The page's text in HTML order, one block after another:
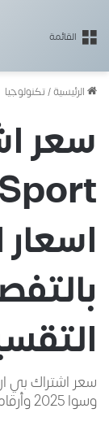
القائمة
الرئيسية/تكنولوجيا
اسعار
سعر اشتراك بي
وسوا 2025 وأرقام وعناوين الموزعين المعتمدين